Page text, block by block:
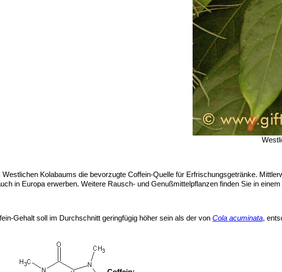
Westlichen Kolabaums die bevorzugte Coffein-Quelle für Erfrischungsgetränke.
in Europa erwerben. Weitere Rausch- und Genußmittelpflanzen finden Sie in einem
Gehalt soll im Durchschnitt geringfügig höher sein als der von Cola acuminata,